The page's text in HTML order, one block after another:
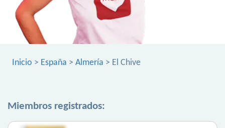
Inicio > España > Almería > El Chive
Miembros registrados: